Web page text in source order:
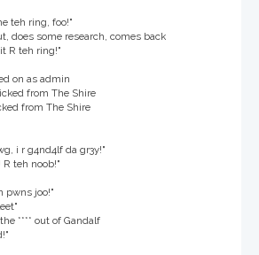
teh ring, foo!"
does some research, comes back
R teh ring!"
on as admin
from The Shire
from The Shire
i r g4nd4lf da gr3y!"
R teh noob!"
pwns joo!"
**** out of Gandalf